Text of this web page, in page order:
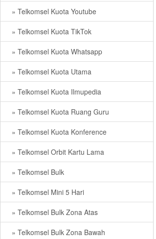
» Telkomsel Kuota Youtube
» Telkomsel Kuota TikTok
» Telkomsel Kuota Whatsapp
» Telkomsel Kuota Utama
» Telkomsel Kuota Ilmupedia
» Telkomsel Kuota Ruang Guru
» Telkomsel Kuota Konference
» Telkomsel Orbit Kartu Lama
» Telkomsel Bulk
» Telkomsel Mini 5 Hari
» Telkomsel Bulk Zona Atas
» Telkomsel Bulk Zona Bawah